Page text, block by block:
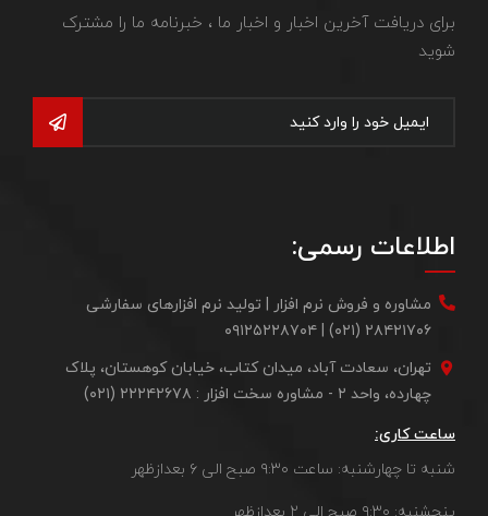
برای دریافت آخرین اخبار و اخبار ما ، خبرنامه ما را مشترک
شوید
اطلاعات رسمی:
مشاوره و فروش نرم افزار | تولید نرم افزارهای سفارشی
۲۸۴۲۱۷۰۶ (۰۲۱) | ۰۹۱۲۵۲۲۸۷۰۴
تهران، سعادت آباد، میدان کتاب، خیابان کوهستان، پلاک
چهارده، واحد ۲ - مشاوره سخت افزار : ۲۲۲۴۲۶۷۸ (۰۲۱)
ساعت کاری:
شنبه تا چهارشنبه: ساعت ۹:۳۰ صبح الی ۶ بعدازظهر